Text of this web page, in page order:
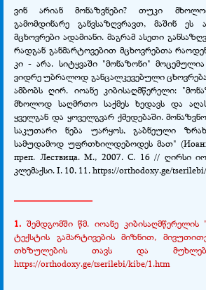
ვინ არიან მონაზვნები? თუკი
გამომდინარე განვსაზღვრავთ, მაშინ ეს
მცხოვრები ადამიანი. მაგრამ ასეთი
რადგან განმარტოვებით მცხოვრებთა
კი - არა. სიტყვაში "მონაზონი"
ვიდრე უბრალოდ განცალკევებული
ამბობს ღირ. იოანე კიბისაღმწერელი:
მხოლოდ საღმრთო საქმეს ხედავს და
ყველგან და ყოველგვარ ქმედებაში.
საკუთარი ნება უარყოს, გაბნეული
სამუდამოდ უფრთხილდებოდეს მათ"
преп. Лествица. М., 2007. С. 16 // ღირსი
კლემაქსი. I. 10, 11. https://orthodoxy.ge/
1. შემდგომში წმ. იოანე კიბისაღმწერელის
ტექსტის გამარტივების მიზნით,
თხზულების თავს და
https://orthodoxy.ge/tserilebi/kibe/1.htm